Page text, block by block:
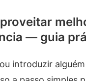
— guia
introduzir